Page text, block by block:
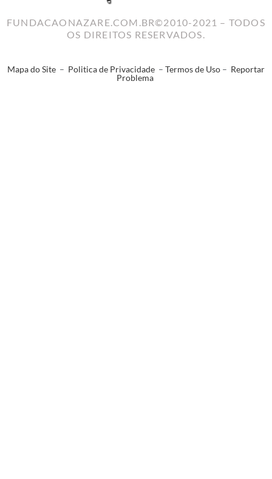
FUNDACAONAZARE.COM.BR©2010-2021 – TODOS
OS DIREITOS RESERVADOS.
Mapa do Site – Politica de Privacidade – Termos de Uso – Reportar
Problema